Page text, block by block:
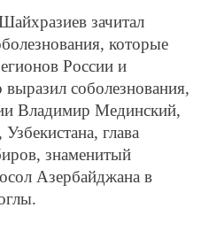
зачитал
которые
России и
соболезнования,
Владимир Мединский,
глава
знаменитый
Азербайджана в